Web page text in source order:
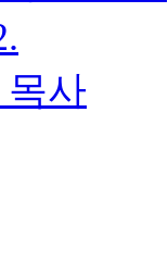
목사